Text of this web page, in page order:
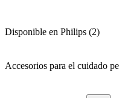
Disponible en Philips (2)
Accesorios para el cuidado